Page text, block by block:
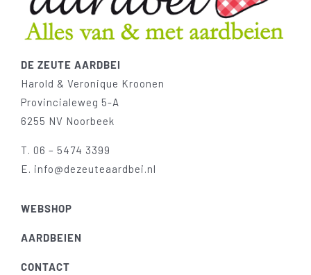
DE ZEUTE AARDBEI
Harold & Veronique Kroonen
Provincialeweg 5-A
6255 NV Noorbeek
T. 06 – 5474 3399
E. info@dezeuteaardbei.nl
WEBSHOP
AARDBEIEN
CONTACT